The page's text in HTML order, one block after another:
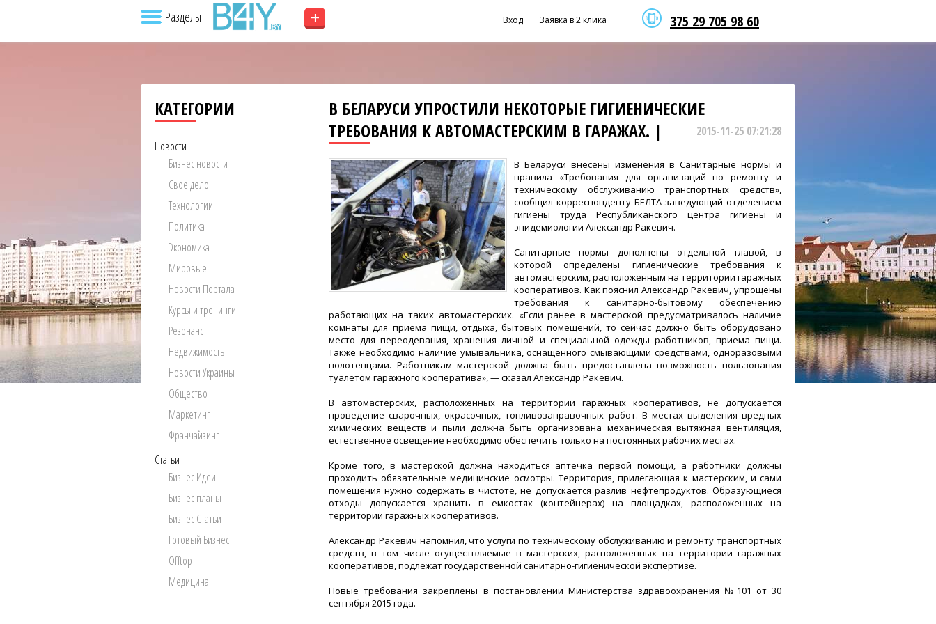
Разделы + 375 29 705 98 60
Вход Заявка в 2 клика
КАТЕГОРИИ
Новости
Бизнес новости
Свое дело
Технологии
Политика
Экономика
Мировые
Новости Портала
Курсы и тренинги
Резонанс
Недвижимость
Новости Украины
Общество
Маркетинг
Франчайзинг
Статьи
Бизнес Идеи
Бизнес планы
Бизнес Статьи
Готовый Бизнес
Offtop
Медицина
В БЕЛАРУСИ УПРОСТИЛИ НЕКОТОРЫЕ ГИГИЕНИЧЕСКИЕ
ТРЕБОВАНИЯ К АВТОМАСТЕРСКИМ В ГАРАЖАХ. |
2015-11-25 07:21:28
В Беларуси внесены изменения в Санитарные нормы и
правила «Требования для организаций по ремонту и
техническому обслуживанию транспортных средств»,
сообщил корреспонденту БЕЛТА заведующий отделением
гигиены труда Республиканского центра гигиены и
эпидемиологии Александр Ракевич.
Санитарные нормы дополнены отдельной главой, в
которой определены гигиенические требования к
автомастерским, расположенным на территории гаражных
кооперативов. Как пояснил Александр Ракевич, упрощены
требования к санитарно-бытовому обеспечению
работающих на таких автомастерских. «Если ранее в мастерской предусматривалось наличие
комнаты для приема пищи, отдыха, бытовых помещений, то сейчас должно быть оборудовано
место для переодевания, хранения личной и специальной одежды работников, приема пищи.
Также необходимо наличие умывальника, оснащенного смывающими средствами, одноразовыми
полотенцами. Работникам мастерской должна быть предоставлена возможность пользования
туалетом гаражного кооператива», — сказал Александр Ракевич.
В автомастерских, расположенных на территории гаражных кооперативов, не допускается
проведение сварочных, окрасочных, топливозаправочных работ. В местах выделения вредных
химических веществ и пыли должна быть организована механическая вытяжная вентиляция,
естественное освещение необходимо обеспечить только на постоянных рабочих местах.
Кроме того, в мастерской должна находиться аптечка первой помощи, а работники должны
проходить обязательные медицинские осмотры. Территория, прилегающая к мастерским, и сами
помещения нужно содержать в чистоте, не допускается разлив нефтепродуктов. Образующиеся
отходы допускается хранить в емкостях (контейнерах) на площадках, расположенных на
территории гаражных кооперативов.
Александр Ракевич напомнил, что услуги по техническому обслуживанию и ремонту транспортных
средств, в том числе осуществляемые в мастерских, расположенных на территории гаражных
кооперативов, подлежат государственной санитарно-гигиенической экспертизе.
Новые требования закреплены в постановлении Министерства здравоохранения №101 от 30
сентября 2015 года.